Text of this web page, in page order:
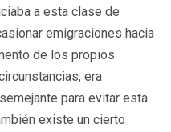
a esta clase de
emigraciones hacia
de los propios
era
para evitar esta
existe un cierto